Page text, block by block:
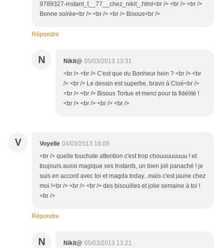
9789327-instant_t__77__chez_nikit_.html<br /> <br /> <br />
Bonne soirée<br /> <br /> <br /> Bisous<br />
Répondre
N Nikit@ 05/03/2013 13:31
<br /> <br /> C'est que du Bonheur hein ? <br /> <br
/> <br /> Le dessin est superbe, bravo à Cloé<br />
<br /> <br /> Bisous Tortue et merci pour ta fidélité !
<br /> <br /> <br /> <br />
V Voyelle 04/03/2013 18:08
<br /> quelle touchate attention c'est trop chouuuuuuuu ! et
toujours aussi magique ses Instants, un bien joli panaché ! je
suis en accord avec toi et magda today...mais c'est jaune chez
moi !<br /> <br /> <br /> des bisouilles et jolie semaine à toi !
<br />
Répondre
N Nikit@ 05/03/2013 13:21